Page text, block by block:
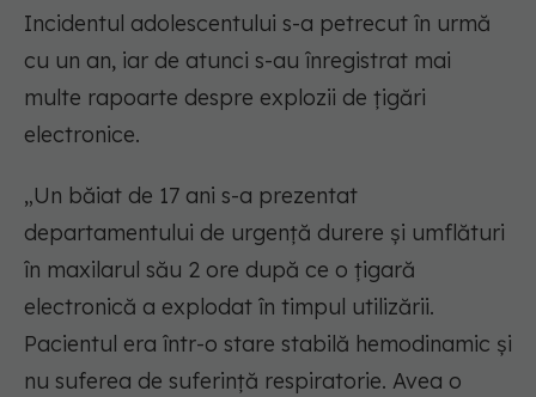
Incidentul adolescentului s-a petrecut în urmă
cu un an, iar de atunci s-au înregistrat mai
multe rapoarte despre explozii de țigări
electronice.
„Un băiat de 17 ani s-a prezentat
departamentului de urgență durere și umflături
în maxilarul său 2 ore după ce o țigară
electronică a explodat în timpul utilizării.
Pacientul era într-o stare stabilă hemodinamic și
nu suferea de suferință respiratorie. Avea o